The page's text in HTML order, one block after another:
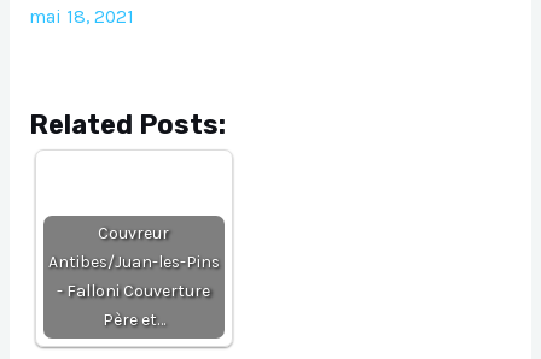
mai 18, 2021
Related Posts:
Couvreur
Antibes/Juan-les-Pins
- Falloni Couverture
Père et…